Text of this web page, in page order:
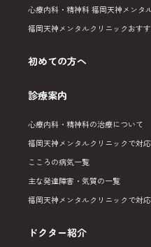
心療内科・精神科 福岡天神メンタ
福岡天神メンタルクリニックおす
初めての方へ
診療案内
心療内科・精神科の治療について
福岡天神メンタルクリニックで対
こころの病気一覧
主な発達障害・気質の一覧
福岡天神メンタルクリニックで対
ドクター紹介